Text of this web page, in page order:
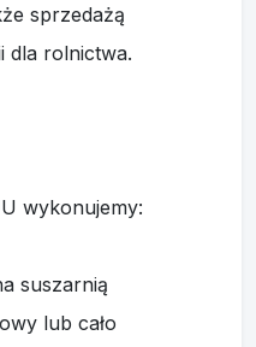
sprzedażą
dla rolnictwa.
wykonujemy:
suszarnią
lub cało